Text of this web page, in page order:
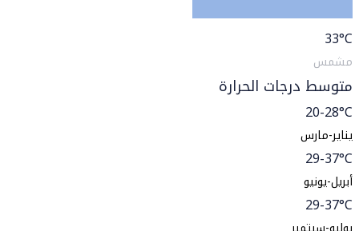
33°C
مشمس
متوسط درجات الحرارة
20-28°C
يناير-مارس
29-37°C
أبريل-يونيو
29-37°C